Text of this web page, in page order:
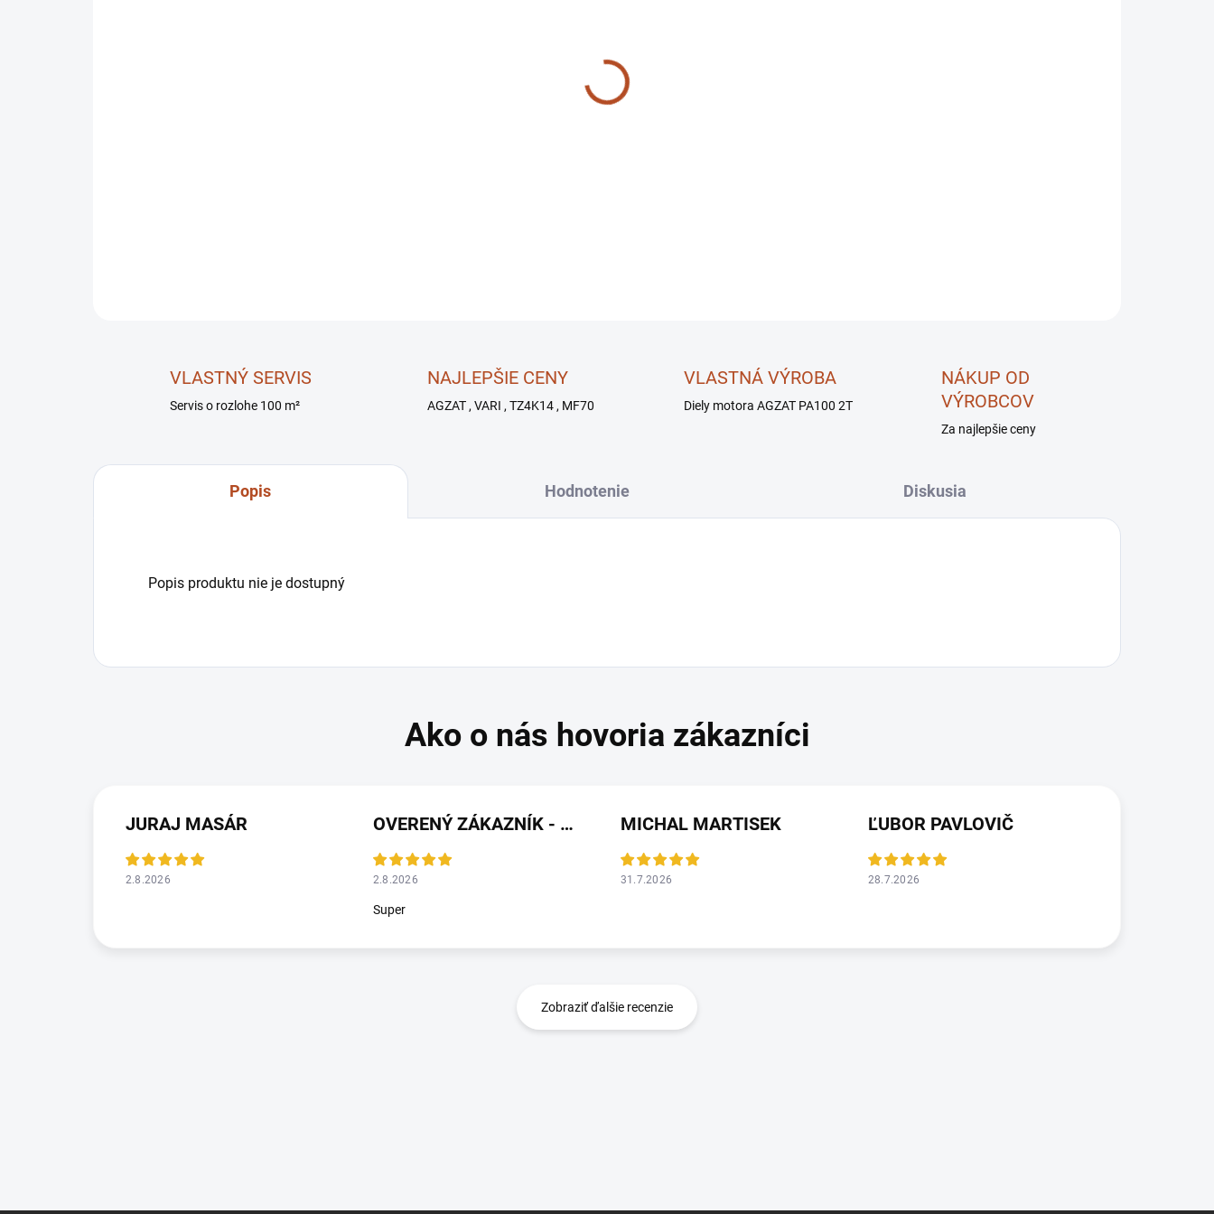
VLASTNÝ SERVIS
Servis o rozlohe 100 m²
NAJLEPŠIE CENY
AGZAT , VARI , TZ4K14 , MF70
VLASTNÁ VÝROBA
Diely motora AGZAT PA100 2T
NÁKUP OD
VÝROBCOV
Za najlepšie ceny
Popis Hodnotenie Diskusia
Popis produktu nie je dostupný
JURAJ MASÁR
2.8.2026
OVERENÝ ZÁKAZNÍK - HEUREKA
2.8.2026
Super
MICHAL MARTISEK
31.7.2026
ĽUBOR PAVLOVIČ
28.7.2026
Zobraziť ďalšie recenzie